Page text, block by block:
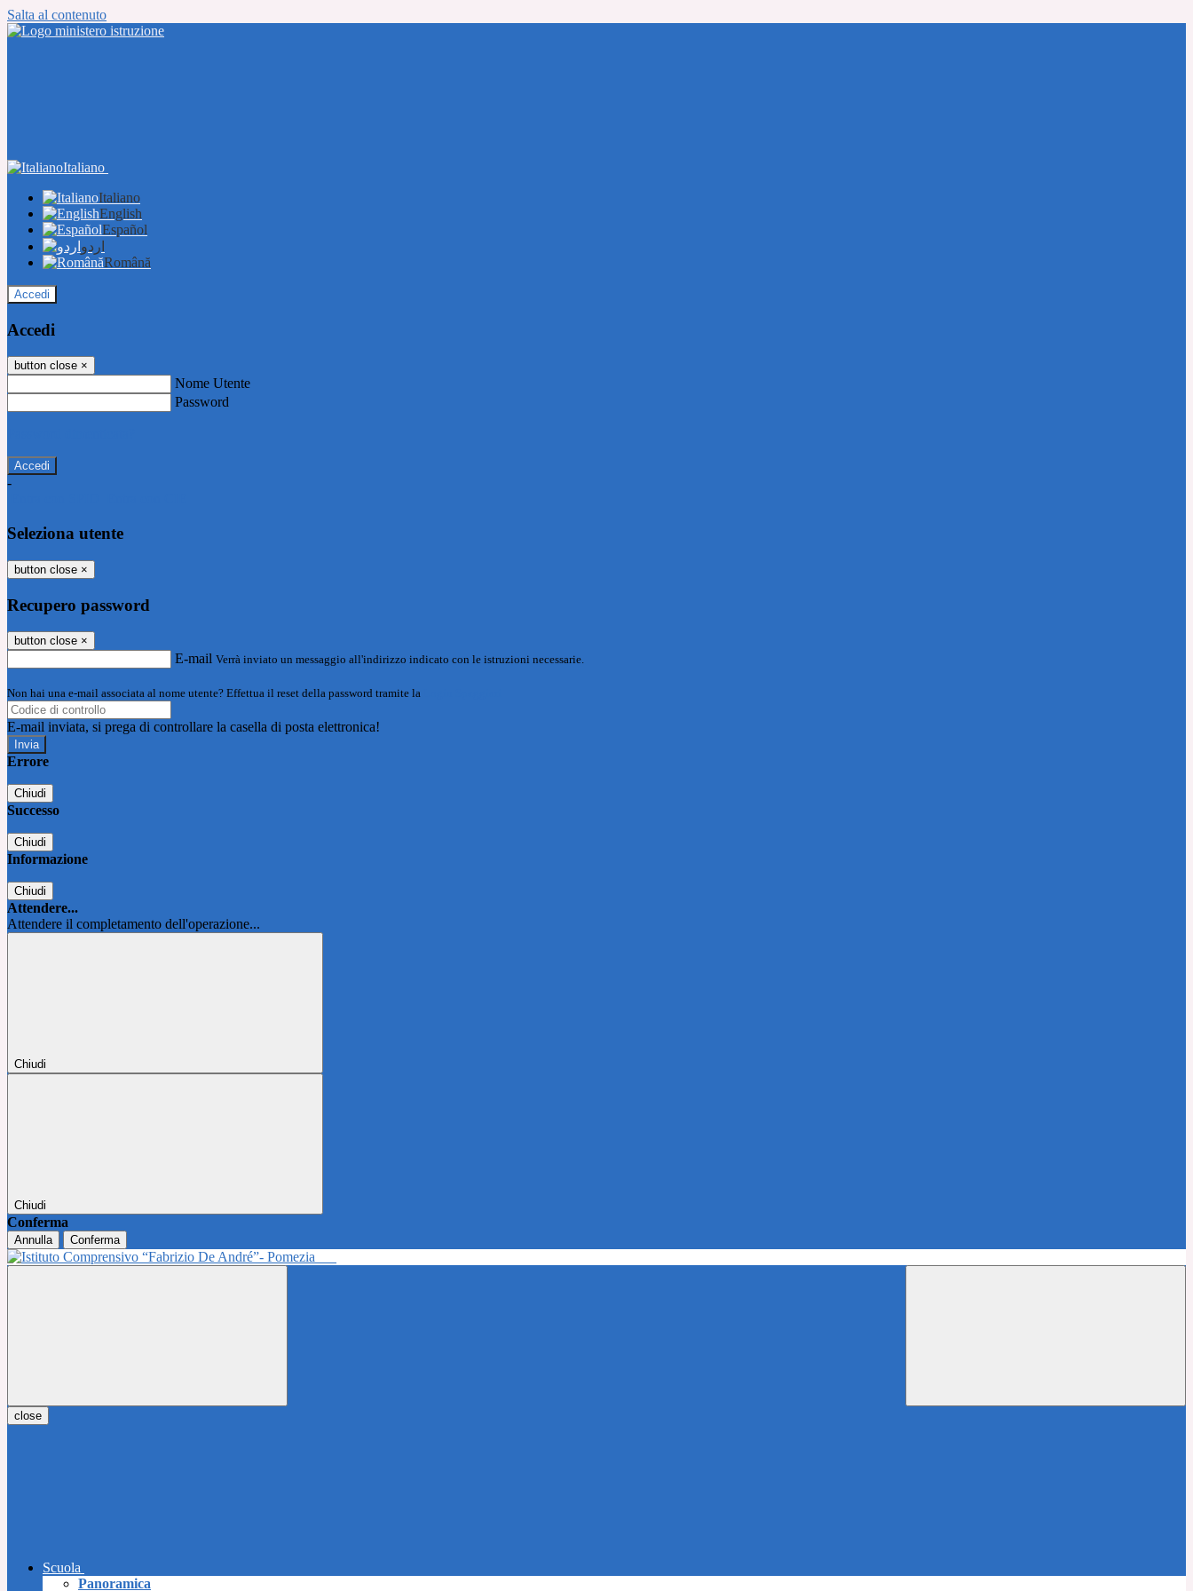
Salta al contenuto
Italiano
Italiano
English
Español
اردو
Română
Accedi
Accedi
button close ×
Nome Utente
Password
-
Seleziona utente
button close ×
Recupero password
button close ×
E-mail Verrà inviato un messaggio all'indirizzo indicato con le istruzioni necessarie.
Non hai una e-mail associata al nome utente? Effettua il reset della password tramite la
E-mail inviata, si prega di controllare la casella di posta elettronica!
Errore
Chiudi
Successo
Chiudi
Informazione
Chiudi
Attendere...
Attendere il completamento dell'operazione...
Chiudi
Chiudi
Conferma
Annulla Conferma
close
Scuola
Panoramica